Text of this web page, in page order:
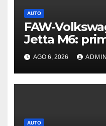
AUTO
FAW-
Jetta M6:
elettrica del
AGO 6, 2026 ADMIN
AUTO